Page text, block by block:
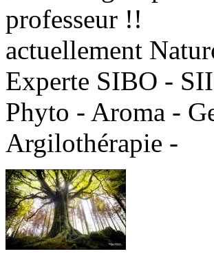
professeur !!
actuellement
Experte SIBO -
Phyto - Aroma -
Argilothérapie -